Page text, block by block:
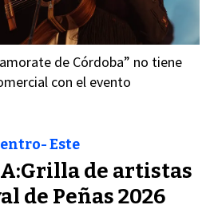
de Córdoba” no tiene
con el evento
de artistas
de Peñas 2026
Este